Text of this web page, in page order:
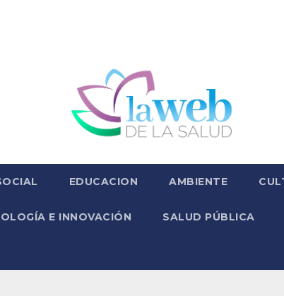
EDUCACION AMBIENTE
E INNOVACIÓN SALUD PÚBLICA